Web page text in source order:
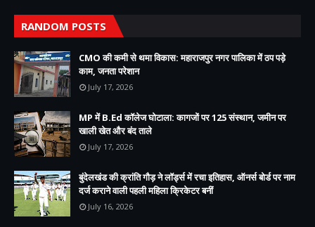
RANDOM POSTS
CMO की कमी से थमा विकास: महाराजपुर नगर पालिका में ठप पड़े
काम, जनता परेशान
July 17, 2026
MP में B.Ed कॉलेज घोटाला: कागजों पर 125 संस्थान, जमीन पर
खाली खेत और बंद ताले
July 17, 2026
बुंदेलखंड की क्रांति गौड़ ने लॉर्ड्स में रचा इतिहास, ऑनर्स बोर्ड पर नाम
दर्ज कराने वाली पहली महिला क्रिकेटर बनीं
July 16, 2026